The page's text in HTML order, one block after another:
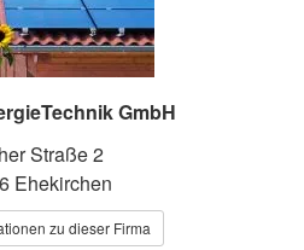
GmbH
Straße 2
Ehekirchen
zu dieser Firma